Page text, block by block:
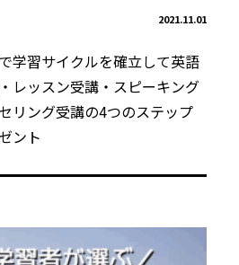
2021.11.01
学習サイクルを確立して英語
レッスン受講・スピーキング
リング受講の4つのステップ
ント